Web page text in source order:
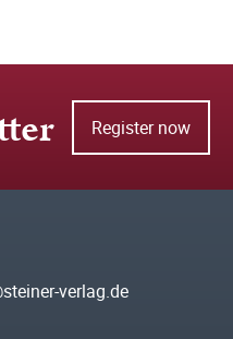
Register now
verlag.de